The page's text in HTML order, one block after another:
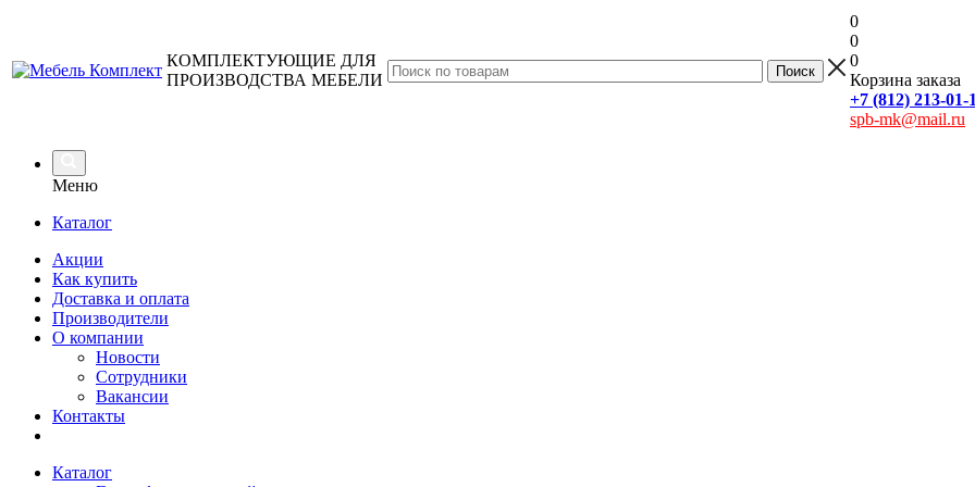
КОМПЛЕКТУЮЩИЕ ДЛЯ
ПРОИЗВОДСТВА МЕБЕЛИ
0
0
0
Корзина заказа
+7 (812) 213-01-
spb-mk@mail.ru
Меню
Каталог
Акции
Как купить
Доставка и оплата
Производители
О компании
Новости
Сотрудники
Вакансии
Контакты
Каталог